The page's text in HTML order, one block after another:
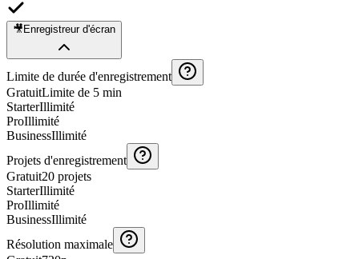
🎥 Enregistreur d'écran
Limite de durée d'enregistrement
GratuitLimite de 5 min
StarterIllimité
ProIllimité
BusinessIllimité
Projets d'enregistrement
Gratuit20 projets
StarterIllimité
ProIllimité
BusinessIllimité
Résolution maximale